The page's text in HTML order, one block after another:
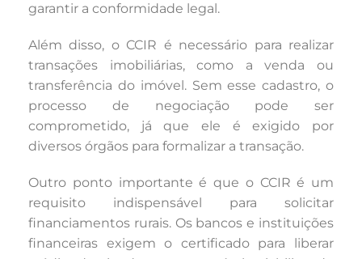
garantir a conformidade legal.
Além disso, o CCIR é necessário para realizar
transações imobiliárias, como a venda ou
transferência do imóvel. Sem esse cadastro, o
processo de negociação pode ser
comprometido, já que ele é exigido por
diversos órgãos para formalizar a transação.
Outro ponto importante é que o CCIR é um
requisito indispensável para solicitar
financiamentos rurais. Os bancos e instituições
financeiras exigem o certificado para liberar